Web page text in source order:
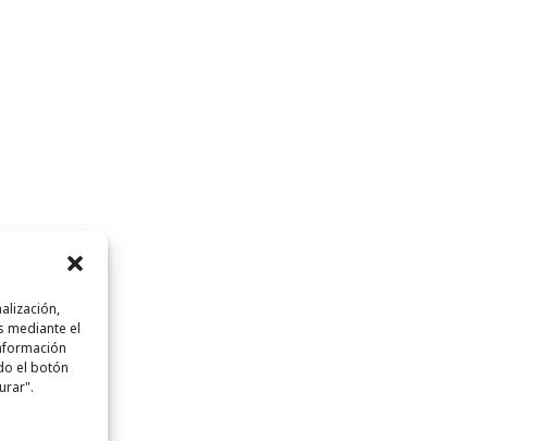
mediante el
el botón